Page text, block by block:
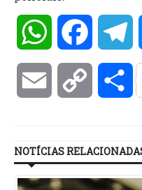
WhatsApp
Email Copy
NOTÍCIAS